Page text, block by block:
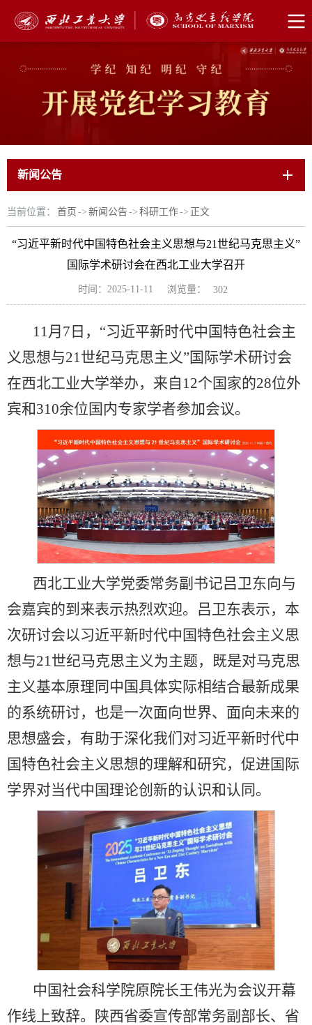
新闻公告
当前位置： 首页 -> 新闻公告-> 科研工作-> 正文
“习近平新时代中国特色社会主义思想与21世纪马克思主义”
国际学术研讨会在西北工业大学召开
时间：2025-11-11 浏览量： 302
11月7日，“习近平新时代中国特色社会主
义思想与21世纪马克思主义”国际学术研讨会
在西北工业大学举办，来自12个国家的28位外
宾和310余位国内专家学者参加会议。
西北工业大学党委常务副书记吕卫东向与
会嘉宾的到来表示热烈欢迎。吕卫东表示，本
次研讨会以习近平新时代中国特色社会主义思
想与21世纪马克思主义为主题，既是对马克思
主义基本原理同中国具体实际相结合最新成果
的系统研讨，也是一次面向世界、面向未来的
思想盛会，有助于深化我们对习近平新时代中
国特色社会主义思想的理解和研究，促进国际
学界对当代中国理论创新的认识和认同。
中国社会科学院原院长王伟光为会议开幕
作线上致辞。陕西省委宣传部常务副部长、省